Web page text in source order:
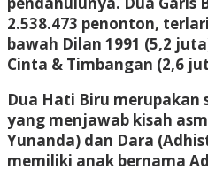
2.538.473 penonton,
bawah Dilan 1991 (5,2
Cinta & Timbangan (2,6
Dua Hati Biru merupakan
yang menjawab kisah
Yunanda) dan Dara
memiliki anak bernama